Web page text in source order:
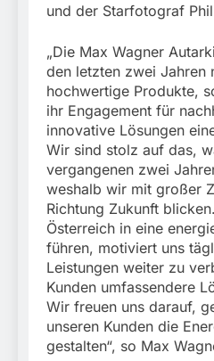
und der Starfotograf
„Die Max Wagner
den letzten zwei Jahren
hochwertige Produkte,
ihr Engagement für
innovative Lösungen
Wir sind stolz auf das,
vergangenen zwei
weshalb wir mit großer
Richtung Zukunft
Österreich in eine
führen, motiviert uns
Leistungen weiter zu
Kunden umfassendere
Wir freuen uns darauf,
unseren Kunden die
gestalten“, so Max